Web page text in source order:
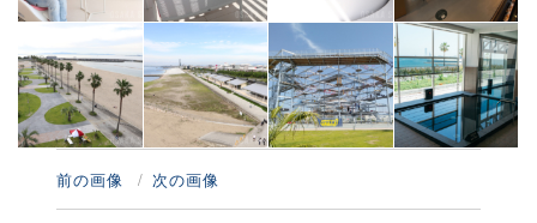
前の画像 次の画像